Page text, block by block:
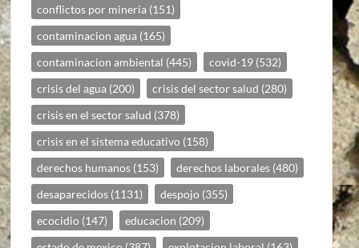
conflictos por mineria (151)
contaminacion agua (165)
contaminacion ambiental (445) covid-19 (532)
crisis del agua (200) crisis del sector salud (280)
crisis en el sector salud (378)
crisis en el sistema educativo (158)
derechos humanos (153) derechos laborales (480)
desaparecidos (1131) despojo (355)
ecocidio (147) educacion (209)